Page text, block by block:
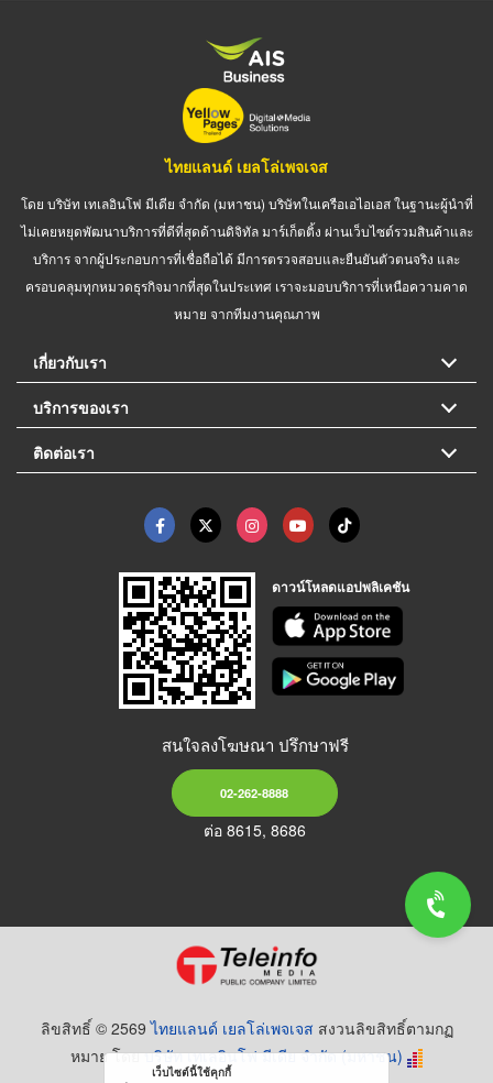
ไทยแลนด์ เยลโล่เพจเจส
โดย บริษัท เทเลอินโฟ มีเดีย จำกัด (มหาชน) บริษัทในเครือเอไอเอส ในฐานะผู้นำที่
ไม่เคยหยุดพัฒนาบริการที่ดีที่สุดด้านดิจิทัล มาร์เก็ตติ้ง ผ่านเว็บไซต์รวมสินค้าและ
บริการ จากผู้ประกอบการที่เชื่อถือได้ มีการตรวจสอบและยืนยันตัวตนจริง และ
ครอบคลุมทุกหมวดธุรกิจมากที่สุดในประเทศ เราจะมอบบริการที่เหนือความคาด
หมาย จากทีมงานคุณภาพ
เกี่ยวกับเรา
บริการของเรา
ติดต่อเรา
ดาวน์โหลดแอปพลิเคชัน
สนใจลงโฆษณา ปรึกษาฟรี
02-262-8888
ต่อ 8615, 8686
ลิขสิทธิ์ © 2569ไทยแลนด์ เยลโล่เพจเจส สงวนลิขสิทธิ์ตามกฏ
หมาย โดยบริษัท เทเลอินโฟ มีเดีย จำกัด (มหาชน)
เว็บไซต์นี้ใช้คุกกี้